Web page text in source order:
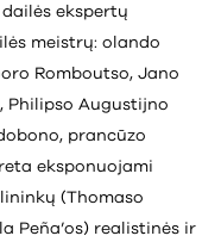
ekspertų
meistrų: olando
Romboutso, Jano
Philipso Augustijno
prancūzo
eksponuojami
(Thomaso
Peña’os) realistinės ir